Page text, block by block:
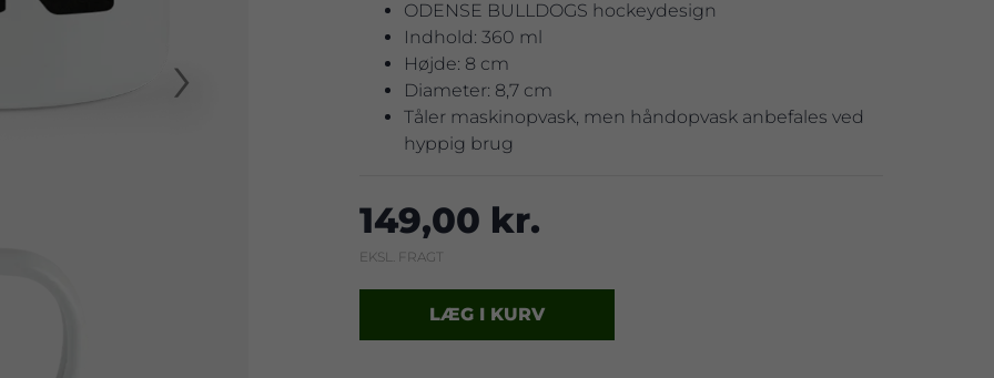
›
ODENSE BULLDOGS hockeydesign
Indhold: 360 ml
Højde: 8 cm
Diameter: 8,7 cm
Tåler maskinopvask, men håndopvask anbefales ved
hyppig brug
149,00 kr.
EKSL. FRAGT
LÆG I KURV